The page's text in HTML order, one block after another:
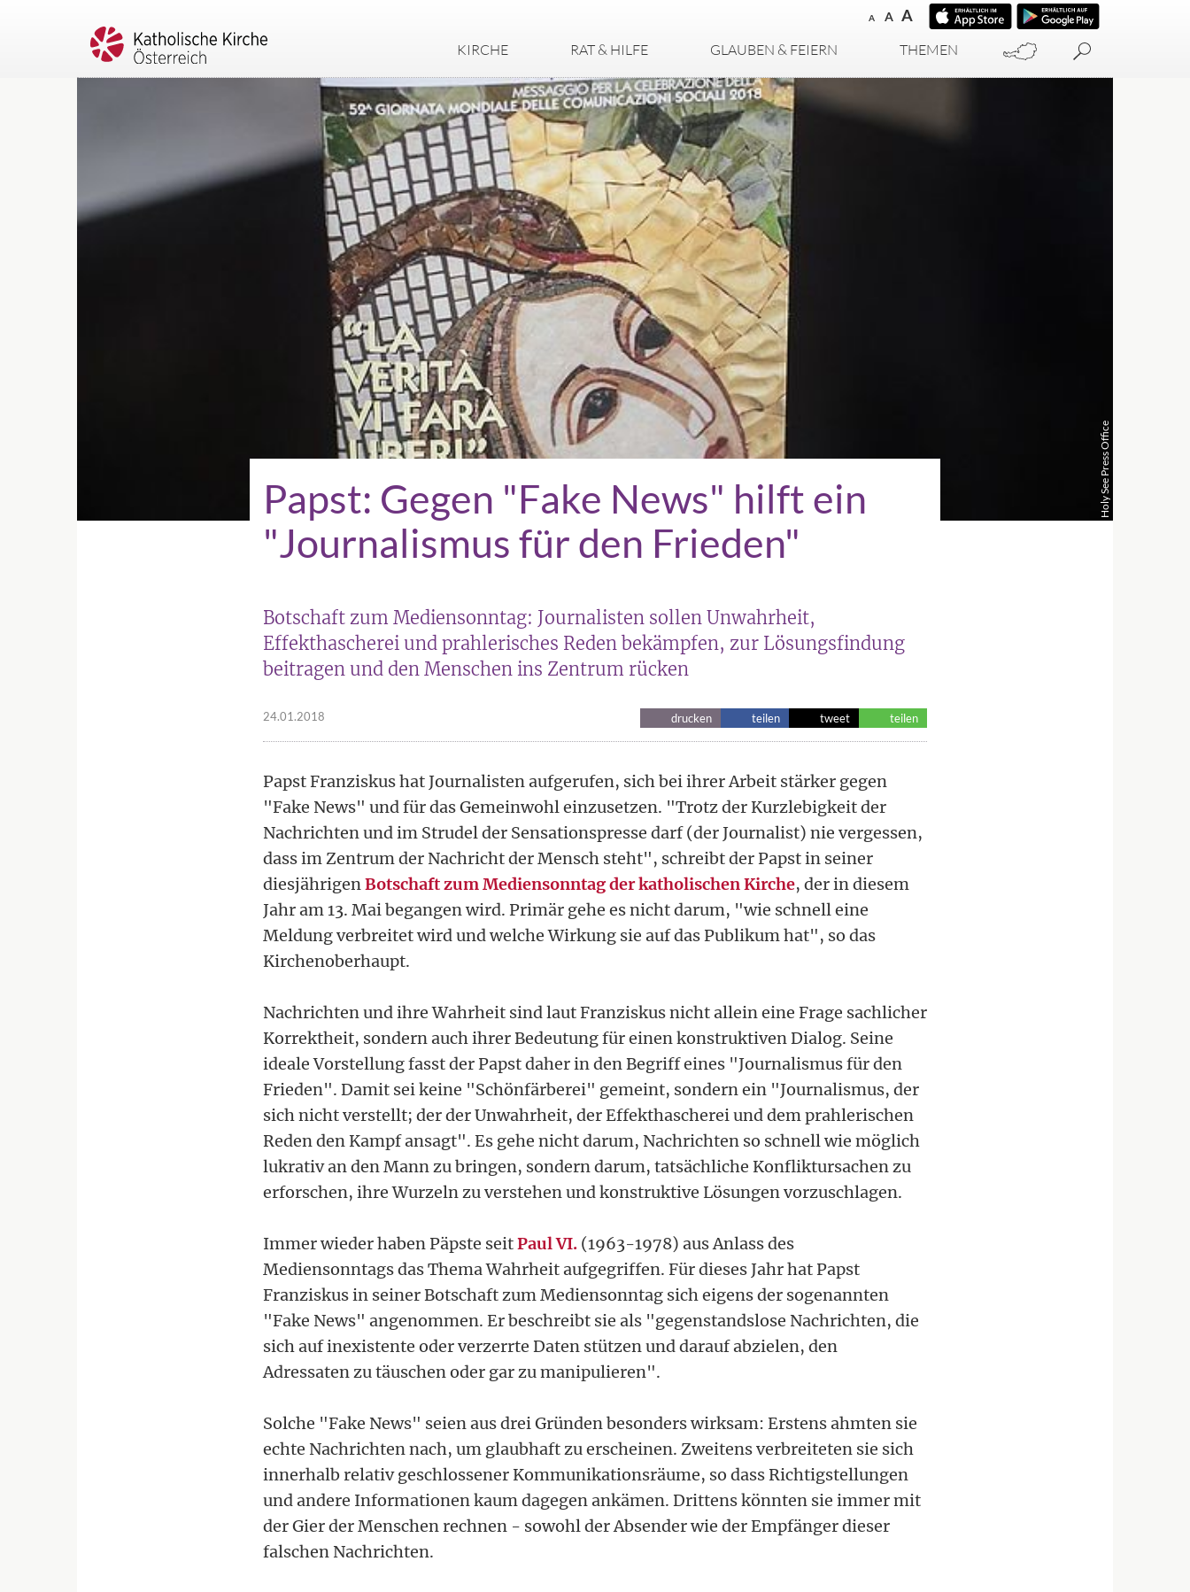
A A A
KIRCHE RAT & HILFE GLAUBEN & FEIERN THEMEN
Holy See Press Office
Papst: Gegen "Fake News" hilft ein
"Journalismus für den Frieden"
Botschaft zum Mediensonntag: Journalisten sollen Unwahrheit,
Effekthascherei und prahlerisches Reden bekämpfen, zur Lösungsfindung
beitragen und den Menschen ins Zentrum rücken
24.01.2018 drucken teilen tweet teilen
Papst Franziskus hat Journalisten aufgerufen, sich bei ihrer Arbeit stärker gegen
"Fake News" und für das Gemeinwohl einzusetzen. "Trotz der Kurzlebigkeit der
Nachrichten und im Strudel der Sensationspresse darf (der Journalist) nie vergessen,
dass im Zentrum der Nachricht der Mensch steht", schreibt der Papst in seiner
diesjährigenBotschaft zum Mediensonntag der katholischen Kirche, der in diesem
Jahr am 13. Mai begangen wird. Primär gehe es nicht darum, "wie schnell eine
Meldung verbreitet wird und welche Wirkung sie auf das Publikum hat", so das
Kirchenoberhaupt.
Nachrichten und ihre Wahrheit sind laut Franziskus nicht allein eine Frage sachlicher
Korrektheit, sondern auch ihrer Bedeutung für einen konstruktiven Dialog. Seine
ideale Vorstellung fasst der Papst daher in den Begriff eines "Journalismus für den
Frieden". Damit sei keine "Schönfärberei" gemeint, sondern ein "Journalismus, der
sich nicht verstellt; der der Unwahrheit, der Effekthascherei und dem prahlerischen
Reden den Kampf ansagt". Es gehe nicht darum, Nachrichten so schnell wie möglich
lukrativ an den Mann zu bringen, sondern darum, tatsächliche Konfliktursachen zu
erforschen, ihre Wurzeln zu verstehen und konstruktive Lösungen vorzuschlagen.
Immer wieder haben Päpste seitPaul VI. (1963-1978) aus Anlass des
Mediensonntags das Thema Wahrheit aufgegriffen. Für dieses Jahr hat Papst
Franziskus in seiner Botschaft zum Mediensonntag sich eigens der sogenannten
"Fake News" angenommen. Er beschreibt sie als "gegenstandslose Nachrichten, die
sich auf inexistente oder verzerrte Daten stützen und darauf abzielen, den
Adressaten zu täuschen oder gar zu manipulieren".
Solche "Fake News" seien aus drei Gründen besonders wirksam: Erstens ahmten sie
echte Nachrichten nach, um glaubhaft zu erscheinen. Zweitens verbreiteten sie sich
innerhalb relativ geschlossener Kommunikationsräume, so dass Richtigstellungen
und andere Informationen kaum dagegen ankämen. Drittens könnten sie immer mit
der Gier der Menschen rechnen - sowohl der Absender wie der Empfänger dieser
falschen Nachrichten.